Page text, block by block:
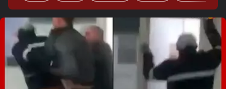
Ops!
Não foi possível reproduzir o vídeo